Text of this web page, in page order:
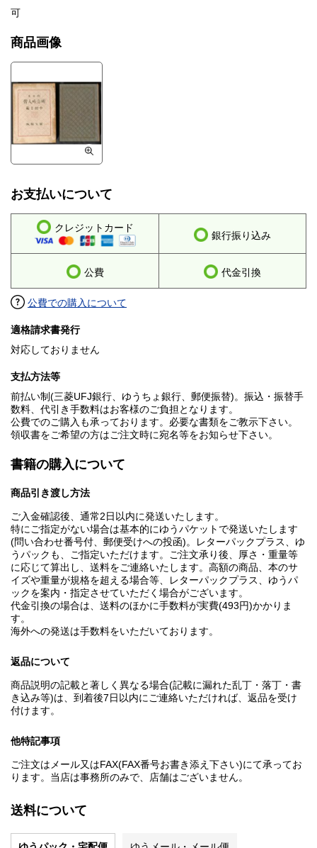
可
商品画像
お支払いについて
クレジットカード
銀行振り込み
公費 代金引換
公費での購入について
適格請求書発行
対応しておりません
支払方法等
前払い制(三菱UFJ銀行、ゆうちょ銀行、郵便振替)。振込・振替手
数料、代引き手数料はお客様のご負担となります。
公費でのご購入も承っております。必要な書類をご教示下さい。
領収書をご希望の方はご注文時に宛名等をお知らせ下さい。
書籍の購入について
商品引き渡し方法
ご入金確認後、通常2日以内に発送いたします。
特にご指定がない場合は基本的にゆうパケットで発送いたします
(問い合わせ番号付、郵便受けへの投函)。レターパックプラス、ゆ
うパックも、ご指定いただけます。ご注文承り後、厚さ・重量等
に応じて算出し、送料をご連絡いたします。高額の商品、本のサ
イズや重量が規格を超える場合等、レターパックプラス、ゆうパ
ックを案内・指定させていただく場合がございます。
代金引換の場合は、送料のほかに手数料が実費(493円)かかりま
す。
海外への発送は手数料をいただいております。
返品について
商品説明の記載と著しく異なる場合(記載に漏れた乱丁・落丁・書
き込み等)は、到着後7日以内にご連絡いただければ、返品を受け
付けます。
他特記事項
ご注文はメール又はFAX(FAX番号お書き添え下さい)にて承ってお
ります。当店は事務所のみで、店舗はございません。
送料について